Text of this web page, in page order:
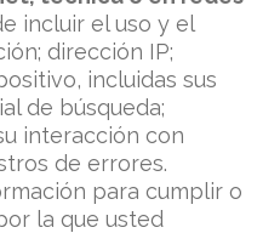
incluir el uso y el
dirección IP;
incluidas sus
de búsqueda;
interacción con
de errores.
para cumplir o
la que usted